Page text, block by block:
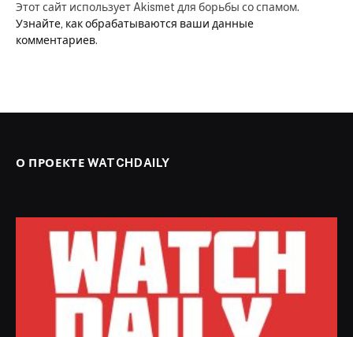
Этот сайт использует Akismet для борьбы со спамом.
Узнайте, как обрабатываются ваши данные
комментариев.
О ПРОЕКТЕ WATCHDAILY